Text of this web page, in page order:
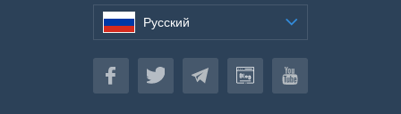
Русский
Русский